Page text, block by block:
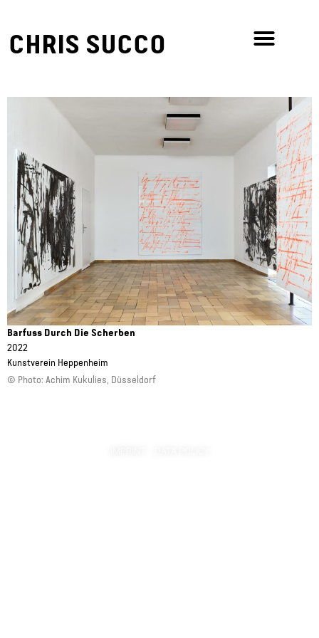
CHRIS SUCCO
Barfuss Durch Die Scherben
2022
Kunstverein Heppenheim
Achim Kukulies, Düsseldorf